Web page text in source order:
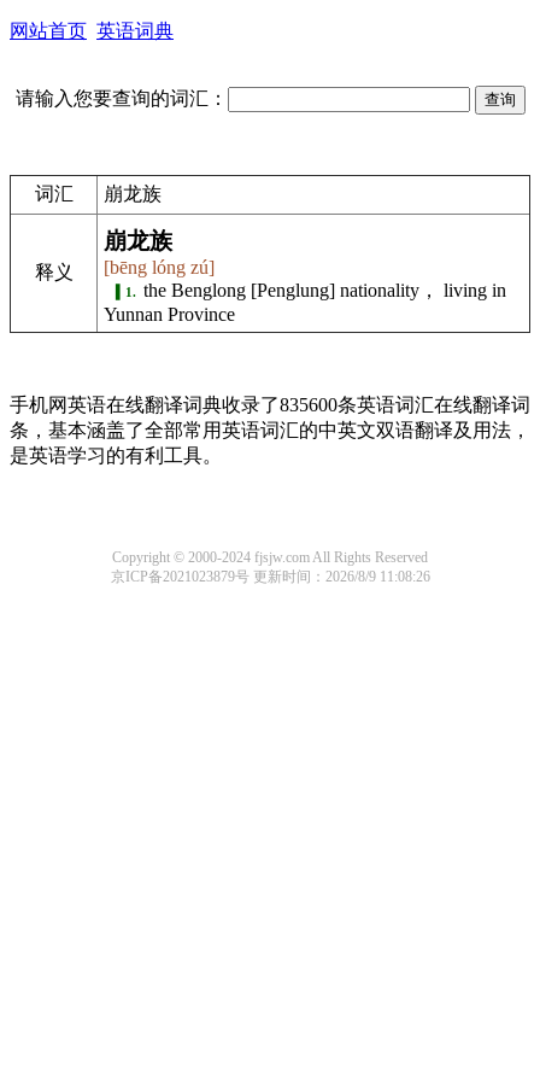
网站首页 英语词典
请输入您要查询的词汇：
词汇 崩龙族
释义
崩龙族
[bēng lóng zú]
1. the Benglong [Penglung] nationality， living in
Yunnan Province
手机网英语在线翻译词典收录了835600条英语词汇在线翻译词
条，基本涵盖了全部常用英语词汇的中英文双语翻译及用法，
是英语学习的有利工具。
Copyright © 2000-2024 fjsjw.com All Rights Reserved
京ICP备2021023879号更新时间：2026/8/9 11:08:26